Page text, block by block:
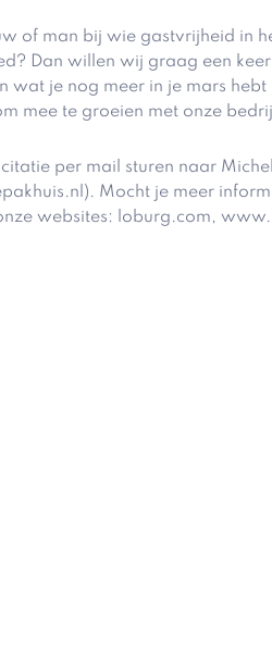
of man bij wie gastvrijheid in
Dan willen wij graag een
wat je nog meer in je mars
mee te groeien met onze
per mail sturen naar
Mocht je meer
websites: loburg.com,